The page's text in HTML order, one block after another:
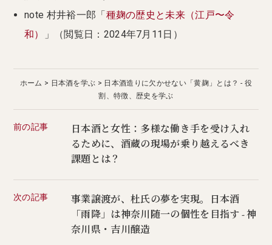
note 村井裕一郎「 種麹の歴史と未来（江戸〜令
和）
」（閲覧日：2024年7月11日）
ホーム 日本酒を学ぶ
日本酒造りに欠かせない「黄麹」とは？ - 役
割、特徴、歴史を学ぶ
前の記事
日本酒と女性：多様な働き手を受け入れ
るために、酒蔵の現場が乗り越えるべき
課題とは？
次の記事
事業譲渡が、杜氏の夢を実現。日本酒
「雨降」は神奈川随一の個性を目指す - 神
奈川県・吉川醸造